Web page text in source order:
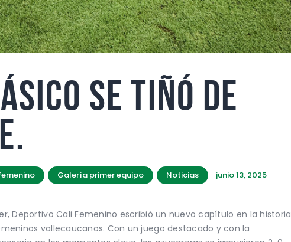
SE TIÑÓ DE
Galería primer equipo Noticias junio 13, 2025
Deportivo Cali Femenino escribió un nuevo capítulo en la historia
vallecaucanos. Con un juego destacado y con la